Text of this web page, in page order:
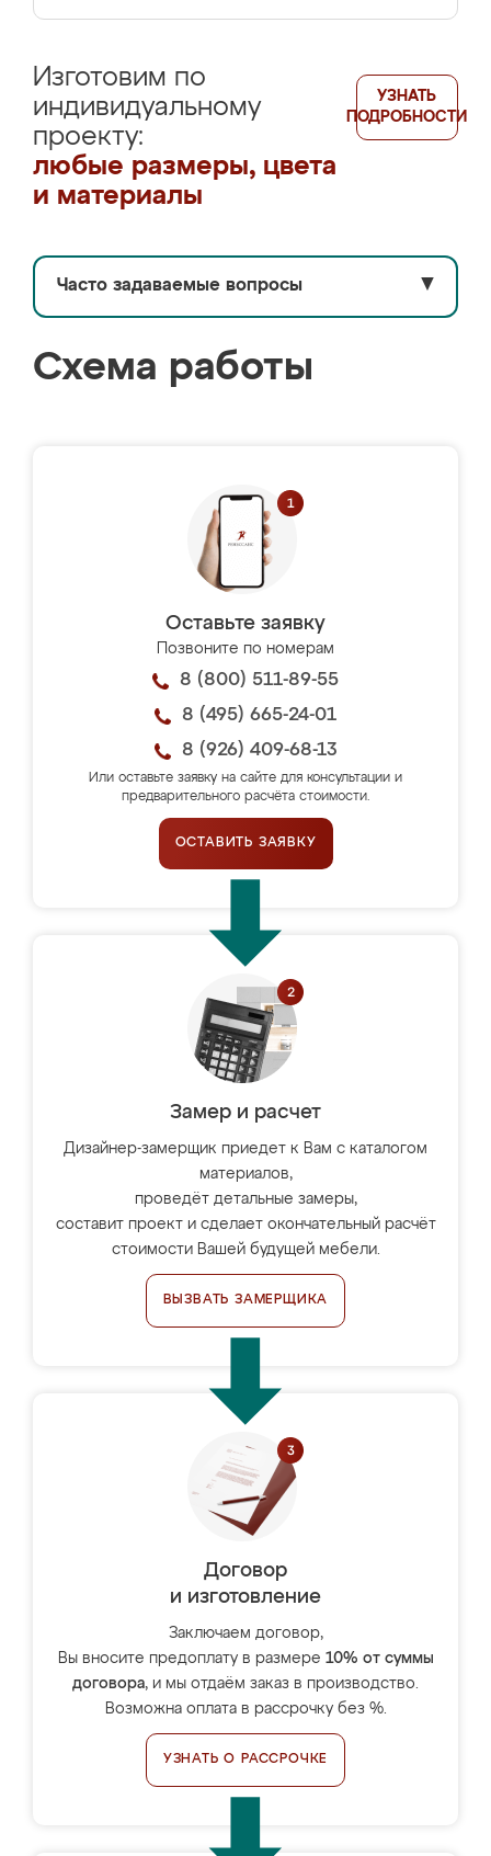
Изготовим по
индивидуальному
проекту:
любые размеры, цвета
и материалы
УЗНАТЬ
ПОДРОБНОСТИ
Часто задаваемые вопросы ▼
Схема работы
Оставьте заявку
Позвоните по номерам
8 (800) 511-89-55
8 (495) 665-24-01
8 (926) 409-68-13
Или оставьте заявку на сайте для консультации и
предварительного расчёта стоимости.
ОСТАВИТЬ ЗАЯВКУ
Замер и расчет
Дизайнер-замерщик приедет к Вам с каталогом
материалов,
проведёт детальные замеры,
составит проект и сделает окончательный расчёт
стоимости Вашей будущей мебели.
ВЫЗВАТЬ ЗАМЕРЩИКА
Договор
и изготовление
Заключаем договор,
Вы вносите предоплату в размере 10% от суммы
договора, и мы отдаём заказ в производство.
Возможна оплата в рассрочку без %.
УЗНАТЬ О РАССРОЧКЕ